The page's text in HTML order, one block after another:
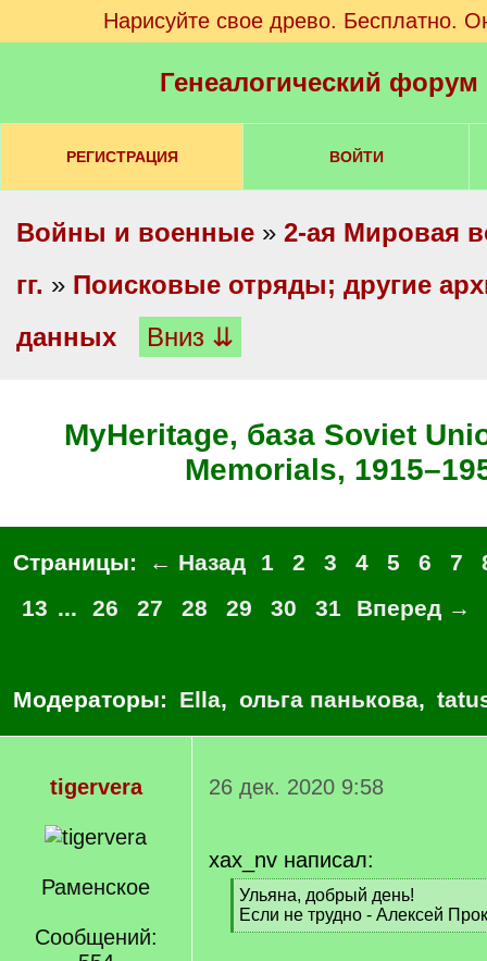
Нарисуйте свое древо. Бесплатно.
Генеалогический
РЕГИСТРАЦИЯ ВОЙТИ
Войны и военные » 2-ая Мировая
гг. » Поисковые отряды; другие
данных
Вниз ⇊
MyHeritage, база Soviet
Memorials,
Страницы: ← Назад 1 2 3 4 5 6 7
13 ... 26 27 28 29 30 31 Вперед →
Модераторы: Ella, ольга панькова,
tigervera
Раменское
Сообщений:
26 дек. 2020 9:58
xax_nv написал:
[
q
]
Ульяна, добрый день!
Если не трудно - Алексей
[